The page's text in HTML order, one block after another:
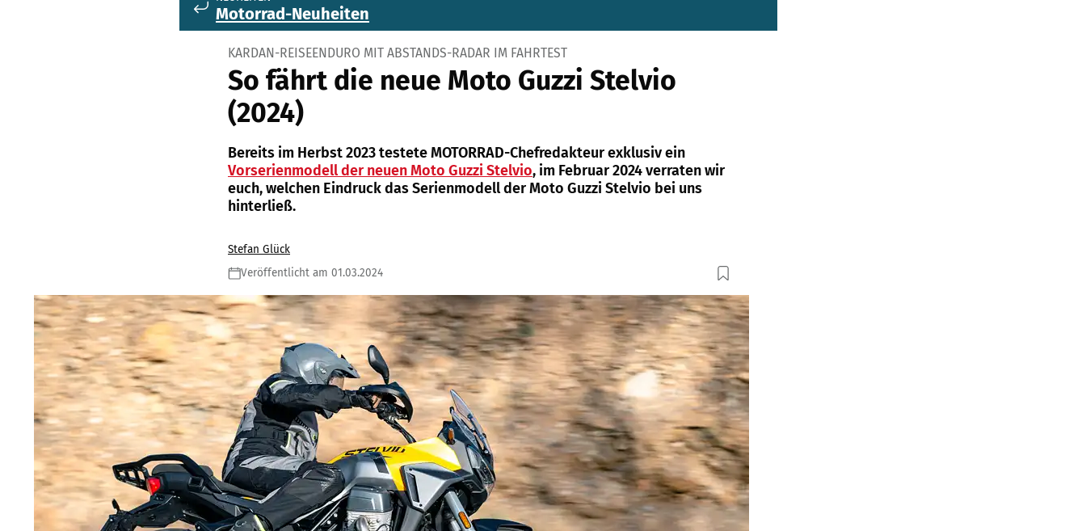
Motorrad-Neuheiten
KARDAN-REISEENDURO MIT ABSTANDS-RADAR IM FAHRTEST
So fährt die neue Moto Guzzi Stelvio
(2024)
Bereits im Herbst 2023 testete MOTORRAD-Chefredakteur exklusiv ein
Vorserienmodell der neuen Moto Guzzi Stelvio, im Februar 2024 verraten wir
euch, welchen Eindruck das Serienmodell der Moto Guzzi Stelvio bei uns
hinterließ.
Stefan Glück
Veröffentlicht am 01.03.2024